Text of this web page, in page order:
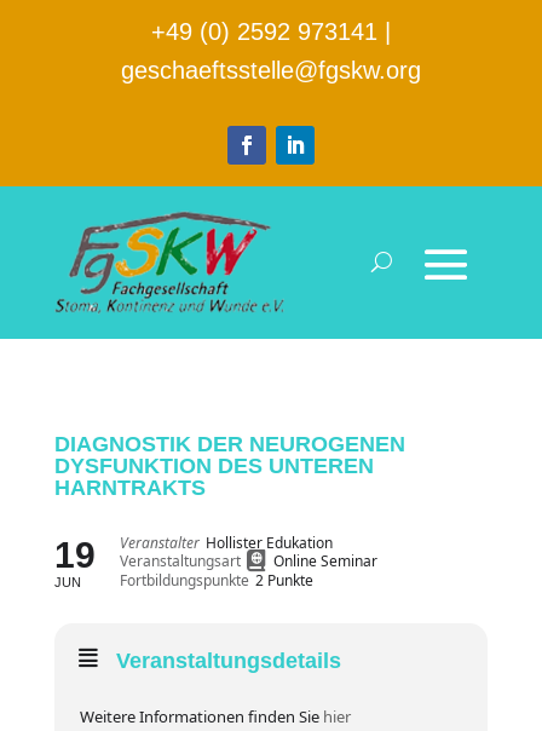
+49 (0) 2592 973141
geschaeftsstelle@fgskw.org
DIAGNOSTIK DER NEUROGENEN
DYSFUNKTION DES UNTEREN
HARNTRAKTS
19
JUN
Veranstalter Hollister Edukation
Veranstaltungsart
Online Seminar
Fortbildungspunkte 2 Punkte
Veranstaltungsdetails
Weitere Informationen finden Sie hier